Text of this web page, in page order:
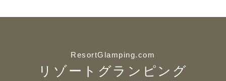
ResortGlamping.com
リゾートグランピング